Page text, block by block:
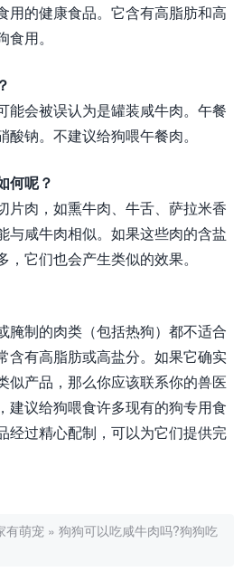
用的健康食品。它含有高脂肪和高
用。
能会被误认为是罐装咸牛肉。午餐
钠。不建议给狗喂午餐肉。
何呢？
片肉，如熏牛肉、牛舌、萨拉米香
与咸牛肉相似。如果这些肉的含盐
它们也会产生类似的效果。
腌制的肉类（包括热狗）都不适合
含有高脂肪或高盐分。如果它确实
似产品，那么你应该联系你的兽医
建议给狗喂食许多现有的狗专用食
经过精心配制，可以为它们提供完
有萌宠 » 狗狗可以吃咸牛肉吗?狗狗吃